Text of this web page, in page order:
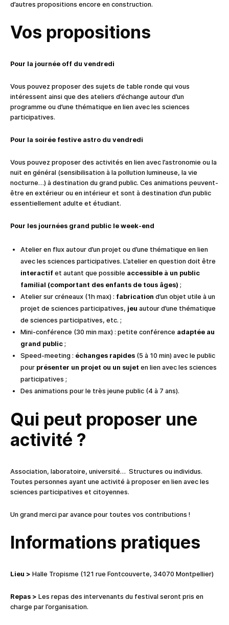
d’autres propositions encore en construction.
Vos propositions
Pour la journée off du vendredi
Vous pouvez proposer des sujets de table ronde qui vous
intéressent ainsi que des ateliers d’échange autour d’un
programme ou d’une thématique en lien avec les sciences
participatives.
Pour la soirée festive astro du vendredi
Vous pouvez proposer des activités en lien avec l’astronomie ou la
nuit en général (sensibilisation à la pollution lumineuse, la vie
nocturne…) à destination du grand public. Ces animations peuvent-
être en extérieur ou en intérieur et sont à destination d’un public
essentiellement adulte et étudiant.
Pour les journées grand public le week-end
Atelier en flux autour d’un projet ou d’une thématique en lien
avec les sciences participatives. L’atelier en question doit être
interactif et autant que possible accessible à un public
familial (comportant des enfants de tous âges) ;
Atelier sur créneaux (1h max) : fabrication d’un objet utile à un
projet de sciences participatives, jeu autour d’une thématique
de sciences participatives, etc. ;
Mini-conférence (30 min max) : petite conférence adaptée au
grand public ;
Speed-meeting : échanges rapides (5 à 10 min) avec le public
pour présenter un projet ou un sujet en lien avec les sciences
participatives ;
Des animations pour le très jeune public (4 à 7 ans).
Qui peut proposer une
activité ?
Association, laboratoire, université… Structures ou individus.
Toutes personnes ayant une activité à proposer en lien avec les
sciences participatives et citoyennes.
Un grand merci par avance pour toutes vos contributions !
Informations pratiques
Lieu > Halle Tropisme (121 rue Fontcouverte, 34070 Montpellier)
Repas > Les repas des intervenants du festival seront pris en
charge par l’organisation.